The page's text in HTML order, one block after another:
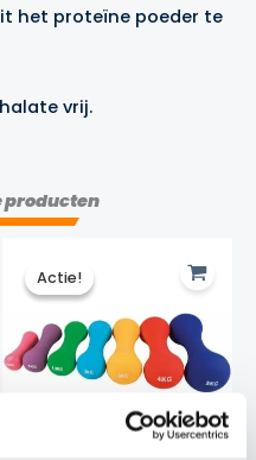
het proteïne poeder te
vrij.
producten
Actie!
Actie!